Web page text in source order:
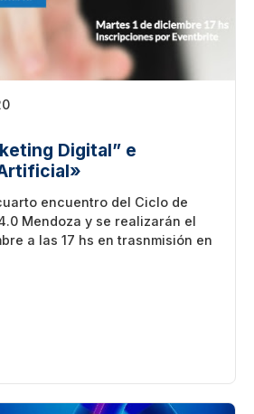
Digital” e
encuentro del Ciclo de
Mendoza y se realizarán el
a las 17 hs en trasnmisión en